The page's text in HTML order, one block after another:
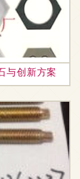
与创新方案